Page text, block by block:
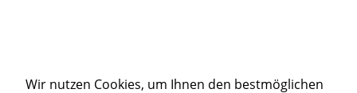
Cookie-Einstellungen
Wir nutzen Cookies, um Ihnen den bestmöglichen